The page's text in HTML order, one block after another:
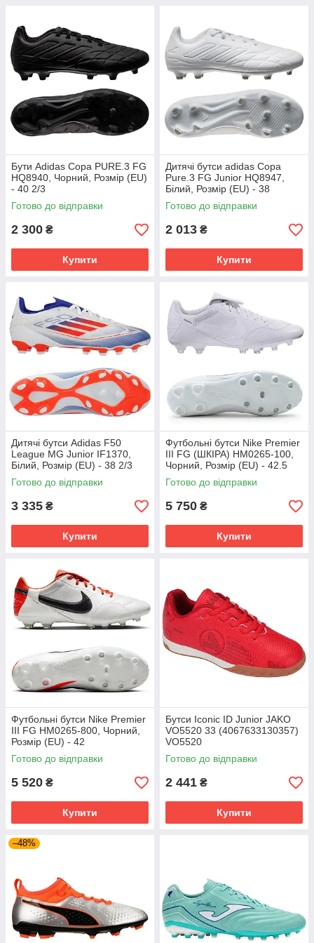
Бути Adidas Copa PURE.3 FG
HQ8940, Чорний, Розмір (EU)
- 40 2/3
Готово до відправки
2 300 ₴
Купити
Дитячі бутси adidas Copa
Pure.3 FG Junior HQ8947,
Білий, Розмір (EU) - 38
Готово до відправки
2 013 ₴
Купити
Дитячі бутси Adidas F50
League MG Junior IF1370,
Білий, Розмір (EU) - 38 2/3
Готово до відправки
3 335 ₴
Купити
Футбольні бутси Nike Premier
III FG (ШКІРА) HM0265-100,
Чорний, Розмір (EU) - 42.5
Готово до відправки
5 750 ₴
Купити
Футбольні бутси Nike Premier
III FG HM0265-800, Чорний,
Розмір (EU) - 42
Готово до відправки
5 520 ₴
Купити
Бутси Iconic ID Junior JAKO
VO5520 33 (4067633130357)
VO5520
Готово до відправки
2 441 ₴
Купити
–48%